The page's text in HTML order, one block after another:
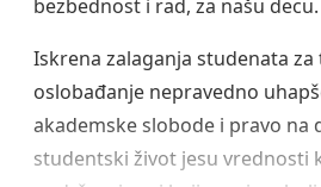
bezbednost i rad, za našu decu.
Iskrena zalaganja studenata
oslobađanje nepravedno
akademske slobode i pravo na
studentski život jesu vrednosti